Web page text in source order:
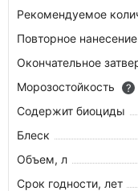
Рекомендуемое
Повторное
Окончательное
Морозостойкость
?
Содержит биоциды
Блеск
Объем, л
Срок годности, лет